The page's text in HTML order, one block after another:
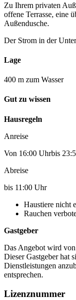
Zu Ihrem privaten
offene Terrasse, eine
Außendusche.
Der Strom in der
Lage
400 m zum Wasser
Gut zu wissen
Hausregeln
Anreise
Von 16:00 Uhrbis
Abreise
bis 11:00 Uhr
Haustiere nicht
Rauchen
Gastgeber
Das Angebot wird
Dieser Gastgeber hat
Dienstleistungen
entsprechen.
Lizenznummer